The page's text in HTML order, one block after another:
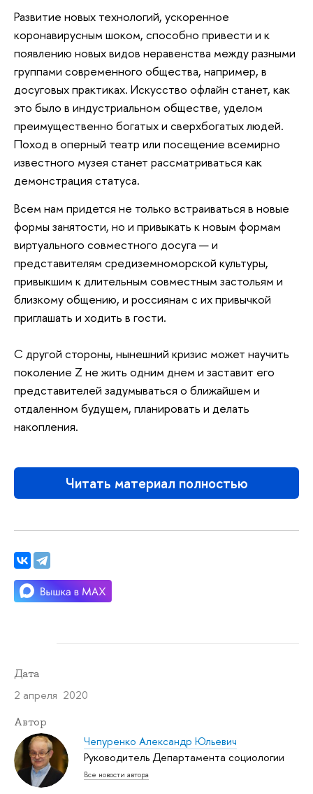
Развитие новых технологий, ускоренное
коронавирусным шоком, способно привести и к
появлению новых видов неравенства между разными
группами современного общества, например, в
досуговых практиках. Искусство офлайн станет, как
это было в индустриальном обществе, уделом
преимущественно богатых и сверхбогатых людей.
Поход в оперный театр или посещение всемирно
известного музея станет рассматриваться как
демонстрация статуса.
Всем нам придется не только встраиваться в новые
формы занятости, но и привыкать к новым формам
виртуального совместного досуга — и
представителям средиземноморской культуры,
привыкшим к длительным совместным застольям и
близкому общению, и россиянам с их привычкой
приглашать и ходить в гости.
С другой стороны, нынешний кризис может научить
поколение Z не жить одним днем и заставит его
представителей задумываться о ближайшем и
отдаленном будущем, планировать и делать
накопления.
Читать материал полностью
Дата
2 апреля 2020
Автор
Чепуренко Александр Юльевич
Руководитель Департамента социологии
Все новости автора